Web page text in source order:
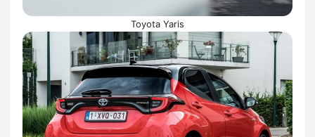
Toyota Yaris